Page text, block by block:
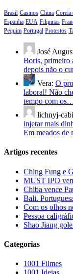
Brasil Casinos China Coreia
Espanha EUA Filipinas
Pequim Portugal Protestos
José
Boris, primeiro
depois não o
Vera: O
laboral! Não
tempo com
lichnyj-
injetar mais
Em meados
Artigos recentes
Ching Fung e
MUST IPO
Chiba vence
Bali.
Com os olhos
Pessoa
Shao Jiang
Categorias
1001 Filmes
1001 Ideias